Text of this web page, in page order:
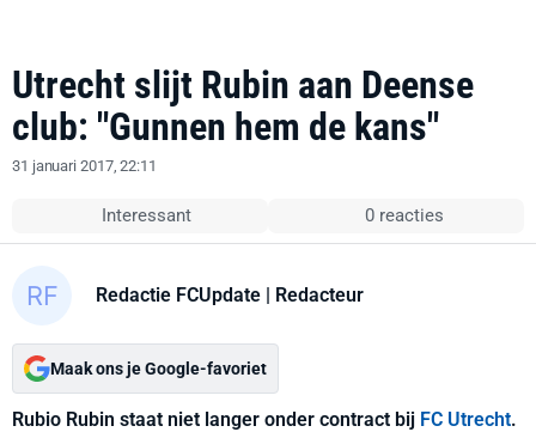
Utrecht slijt Rubin aan Deense
club: "Gunnen hem de kans"
31 januari 2017, 22:11
Interessant 0 reacties
Redactie FCUpdate | Redacteur
Maak ons je Google-favoriet
Rubio Rubin staat niet langer onder contract bij FC Utrecht.